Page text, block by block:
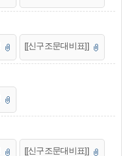
[[신구조문대비표]]
[[신구조문대비표]]